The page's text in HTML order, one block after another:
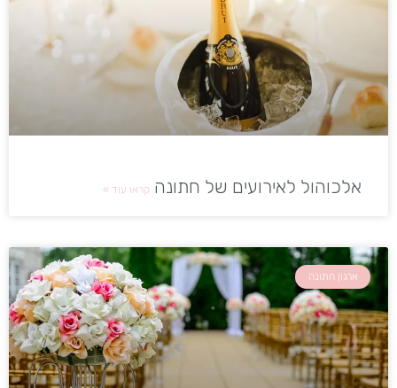
אלכוהול לאירועים של חתונה קראו עוד »
ארגון חתונה